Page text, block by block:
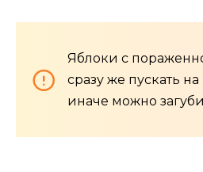
Яблоки с
сразу же пускать
иначе можно